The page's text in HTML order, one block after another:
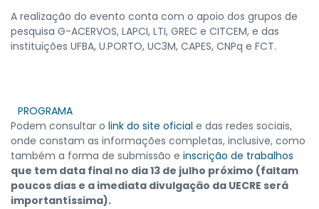
A realização do evento conta com o apoio dos grupos de
pesquisa G-ACERVOS, LAPCI, LTI, GREC e CITCEM, e das
instituições UFBA, U.PORTO, UC3M, CAPES, CNPq e FCT.
PROGRAMA
Podem consultar o link do site oficial e das redes sociais,
onde constam as informações completas, inclusive, como
também a forma de submissão e inscrição de trabalhos
que tem data final no dia 13 de julho próximo (faltam
poucos dias e a imediata divulgação da UECRE será
importantíssima).